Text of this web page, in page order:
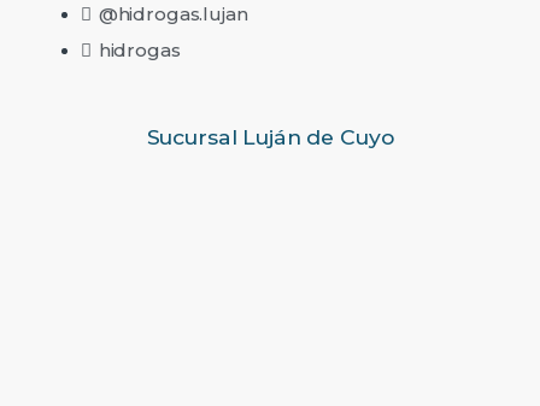
@hidrogas.lujan
hidrogas
Sucursal Luján de Cuyo